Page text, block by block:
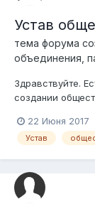
Устав
тема форума
объединения,
Здравствуйте.
создании
обходимо
языках
22 Июня 2017
Устав